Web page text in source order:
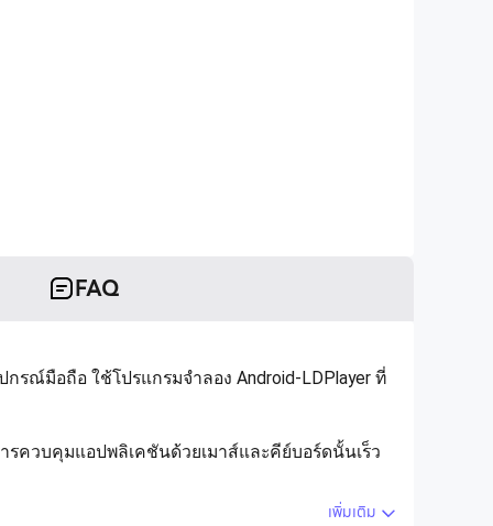
FAQ
รณ์มือถือ ใช้โปรแกรมจำลอง Android-LDPlayer ที่
ควบคุมแอปพลิเคชันด้วยเมาส์และคีย์บอร์ดนั้นเร็ว
เพิ่มเติม